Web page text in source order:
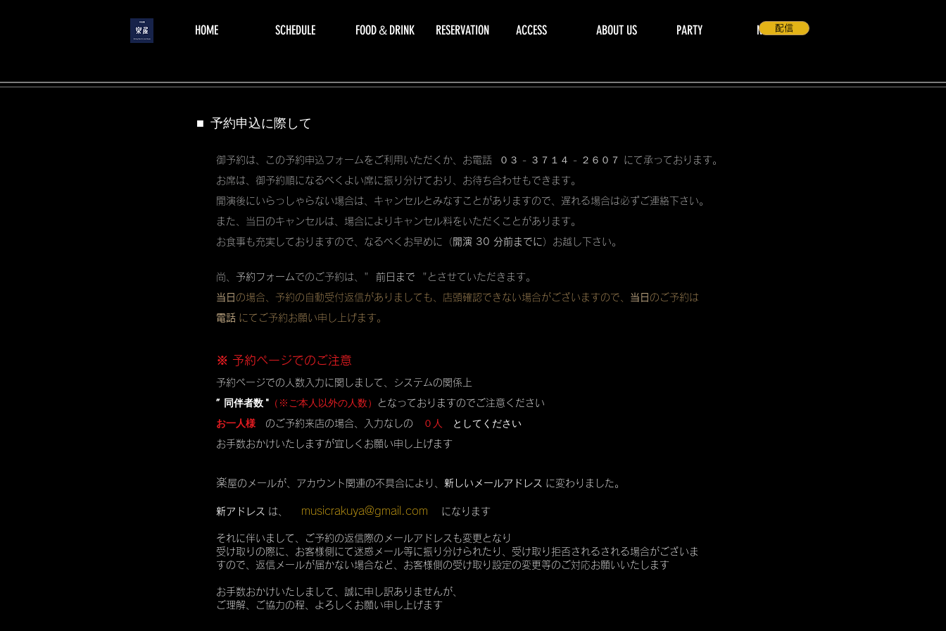
menu HOME SCHEDULE FOOD＆DRINK RESERVATION ACCESS ABOUT US PARTY NEWS配信
■ 予約申込に際して
御予約は、この予約申込フォームをご利用いただくか、お電話 ０３ - ３７１４ - ２６０７ にて承っております。
お席は、御予約順になるべくよい席に振り分けており、お待ち合わせもできます。
開演後にいらっしゃらない場合は、キャンセルとみなすことがありますので、遅れる場合は必ずご連絡下さい。
また、当日のキャンセルは、場合によりキャンセル料をいただくことがあります。
お食事も充実しておりますので、なるべくお早めに（ 開演 30 分前までに）お越し下さい。
尚、 予約フォームでのご予約は、" 前日まで "とさせていただきます。
当日 の場合、予約の自動受付返信がありましても、店頭確認できない場合がございますので、 当日 のご予約は
電話 にてご予約お願い申し上げます。
※ 予約ページでのご注意
予約ページでの人数入力に関しまして、システムの関係上
” 同伴者数 " （※ご本人以外の人数） となっておりますのでご注意ください
お一人様 のご予約来店の場合、入力なしの ０人 としてください
お手数おかけいたしますが宜しくお願い申し上げます
楽屋のメールが、アカウント関連の不具合により、 新しいメールアドレス に変わりました。
新アドレス は、 musicrakuya@gmail.com になります
それに伴いまして、ご予約の返信際のメールアドレスも変更となり
受け取りの際に、お客様側にて迷惑メール等に振り分けられたり、受け取り拒否されるされる場合がございま
すので、返信メールが届かない場合など、お客様側の受け取り設定の変更等のご対応お願いいたします
お手数おかけいたしまして、誠に申し訳ありませんが、
ご理解、ご協力の程、よろしくお願い申し上げます